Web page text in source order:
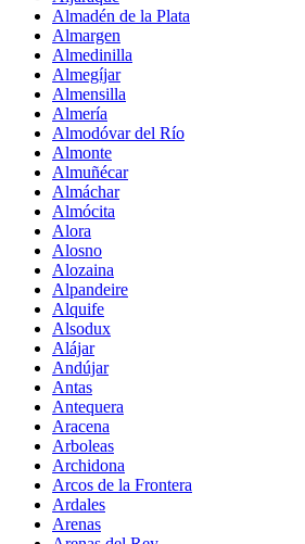
Almadén de la Plata
Almargen
Almedinilla
Almegíjar
Almensilla
Almería
Almodóvar del Río
Almonte
Almuñécar
Almáchar
Almócita
Alora
Alosno
Alozaina
Alpandeire
Alquife
Alsodux
Alájar
Andújar
Antas
Antequera
Aracena
Arboleas
Archidona
Arcos de la Frontera
Ardales
Arenas